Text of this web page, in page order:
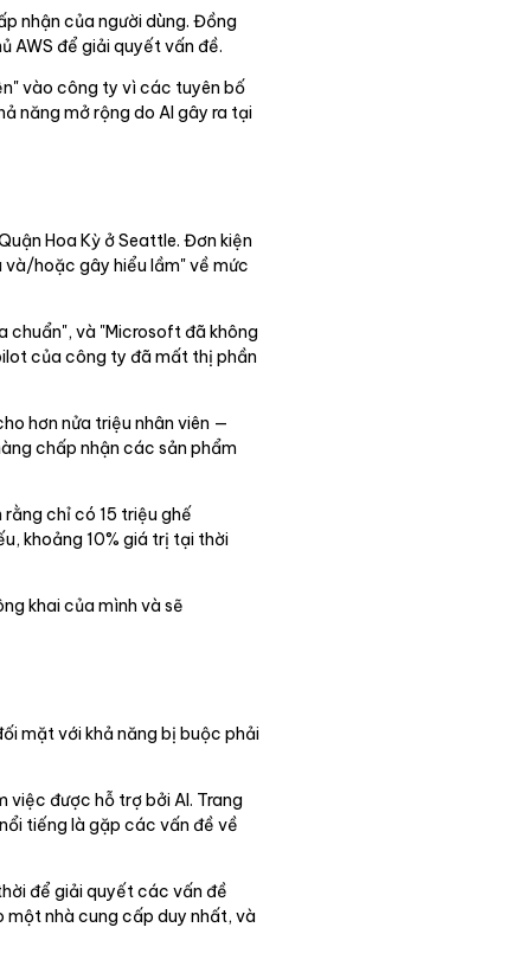
nhận của người dùng. Đồng
AWS để giải quyết vấn đề.
vào công ty vì các tuyên bố
năng mở rộng do AI gây ra tại
Hoa Kỳ ở Seattle. Đơn kiện
hoặc gây hiểu lầm" về mức
chuẩn", và "Microsoft đã không
của công ty đã mất thị phần
hơn nửa triệu nhân viên —
chấp nhận các sản phẩm
chỉ có 15 triệu ghế
khoảng 10% giá trị tại thời
khai của mình và sẽ
mặt với khả năng bị buộc phải
việc được hỗ trợ bởi AI. Trang
tiếng là gặp các vấn đề về
để giải quyết các vấn đề
một nhà cung cấp duy nhất, và